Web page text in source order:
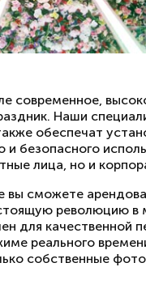
современное,
Наши
обеспечат
безопасного
лица, но и
вы сможете
революцию в
для качественной
реального
собственные